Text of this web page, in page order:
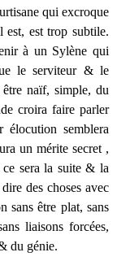
qui excroque
est trop subtile.
à un Sylène qui
le serviteur & le
naïf, simple, du
croira faire parler
semblera
un mérite secret ,
sera la suite & la
des choses avec
sans être plat, sans
liaisons forcées,
du génie.